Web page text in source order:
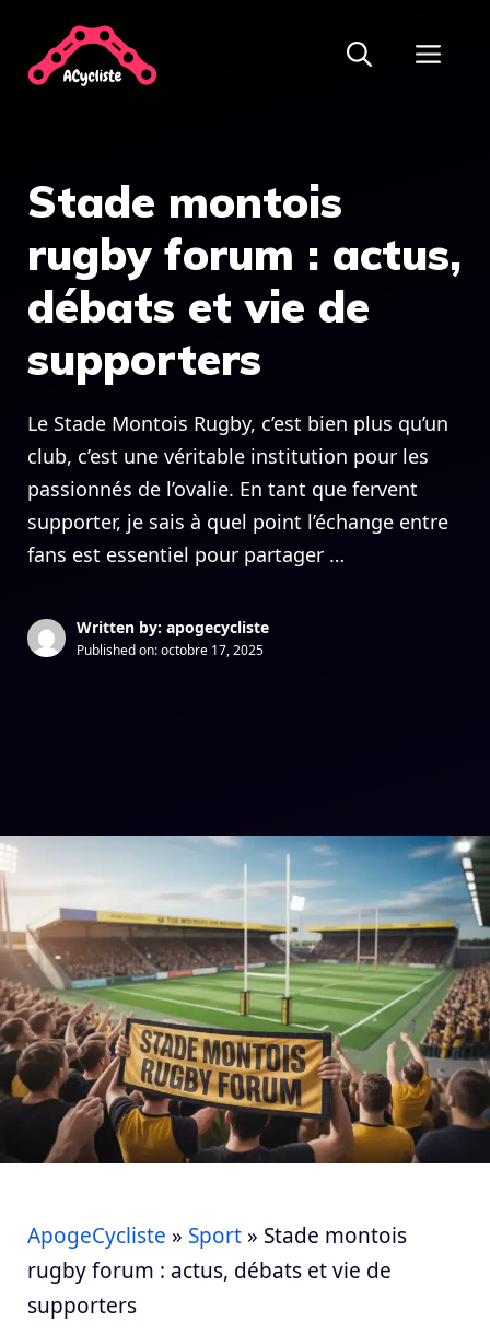
contenu
Stade montois
rugby forum : actus,
débats et vie de
supporters
Le Stade Montois Rugby, c’est bien plus qu’un
club, c’est une véritable institution pour les
passionnés de l’ovalie. En tant que fervent
supporter, je sais à quel point l’échange entre
fans est essentiel pour partager …
Written by: apogecycliste
Published on:octobre 17, 2025
ApogeCycliste » Sport » Stade montois
rugby forum : actus, débats et vie de
supporters